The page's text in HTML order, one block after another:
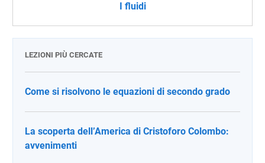
I fluidi
LEZIONI PIÙ CERCATE
Come si risolvono le equazioni di secondo grado
La scoperta dell’America di Cristoforo Colombo:
avvenimenti